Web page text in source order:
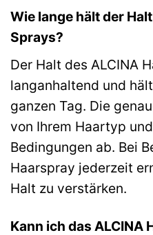
Wie lange hält der
Sprays?
Der Halt des ALCINA
langanhaltend und
ganzen Tag. Die
von Ihrem Haartyp
Bedingungen ab. Bei
Haarspray jederzeit
Halt zu verstärken.
Kann ich das ALCINA